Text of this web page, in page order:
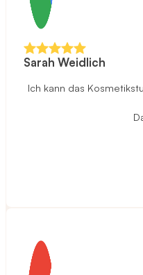
Sarah Weidlich
Ich kann das